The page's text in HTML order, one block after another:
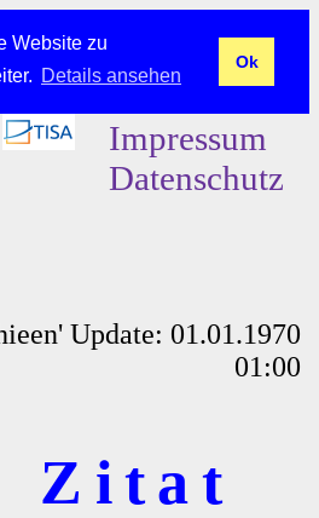
Website zu
Details ansehen
Ok
Impressum
Datenschutz
Update: 01.01.1970
01:00
Zitat